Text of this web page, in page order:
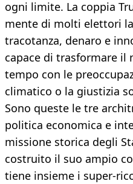
ogni limite. La coppia
mente di molti elettori
tracotanza, denaro e
capace di trasformare il
tempo con le
climatico o la giustizia
Sono queste le tre
politica economica e
missione storica degli
costruito il suo ampio
tiene insieme i super-